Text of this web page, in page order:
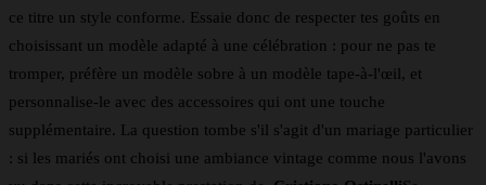
ce titre un style conforme. Essaie donc de respecter tes goûts en
choisissant un modèle adapté à une célébration : pour ne pas te
tromper, préfère un modèle sobre à un modèle tape-à-l'œil, et
personnalise-le avec des accessoires qui ont une touche
supplémentaire. La question tombe s'il s'agit d'un mariage particulier
: si les mariés ont choisi une ambiance vintage comme nous l'avons